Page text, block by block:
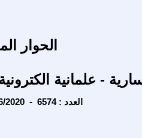
الحوار
- علمانية
Tuesday - 5/26/2020 - العدد : 6574